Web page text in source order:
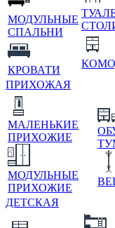
МОДУЛЬНЫЕ
СПАЛЬНИ
КРОВАТИ
ПРИХОЖАЯ
МАЛЕНЬКИЕ
ПРИХОЖИЕ
МОДУЛЬНЫЕ
ПРИХОЖИЕ
ДЕТСКАЯ